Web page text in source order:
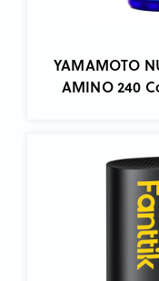
YAMAMOTO
AMINO 240